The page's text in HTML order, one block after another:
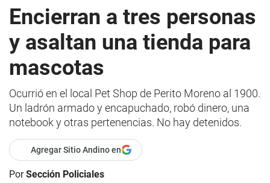
Encierran a tres personas
y asaltan una tienda para
mascotas
Ocurrió en el local Pet Shop de Perito Moreno al 1900.
Un ladrón armado y encapuchado, robó dinero, una
notebook y otras pertenencias. No hay detenidos.
Agregar Sitio Andino en
PorSección Policiales